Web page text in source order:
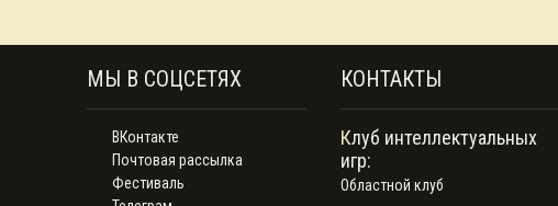
МЫ В СОЦСЕТЯХ
ВКонтакте
Почтовая рассылка
Фестиваль
КОНТАКТЫ
Клуб интеллектуальных
игр:
Областной клуб